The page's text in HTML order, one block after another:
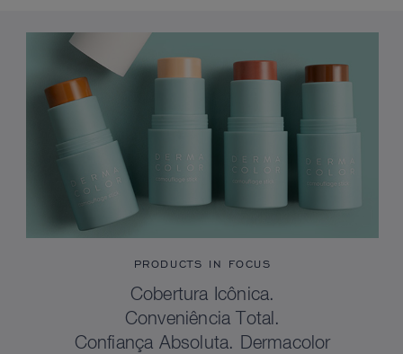
PRODUCTS IN FOCUS
Cobertura Icônica.
Conveniência Total.
Confiança Absoluta. Dermacolor